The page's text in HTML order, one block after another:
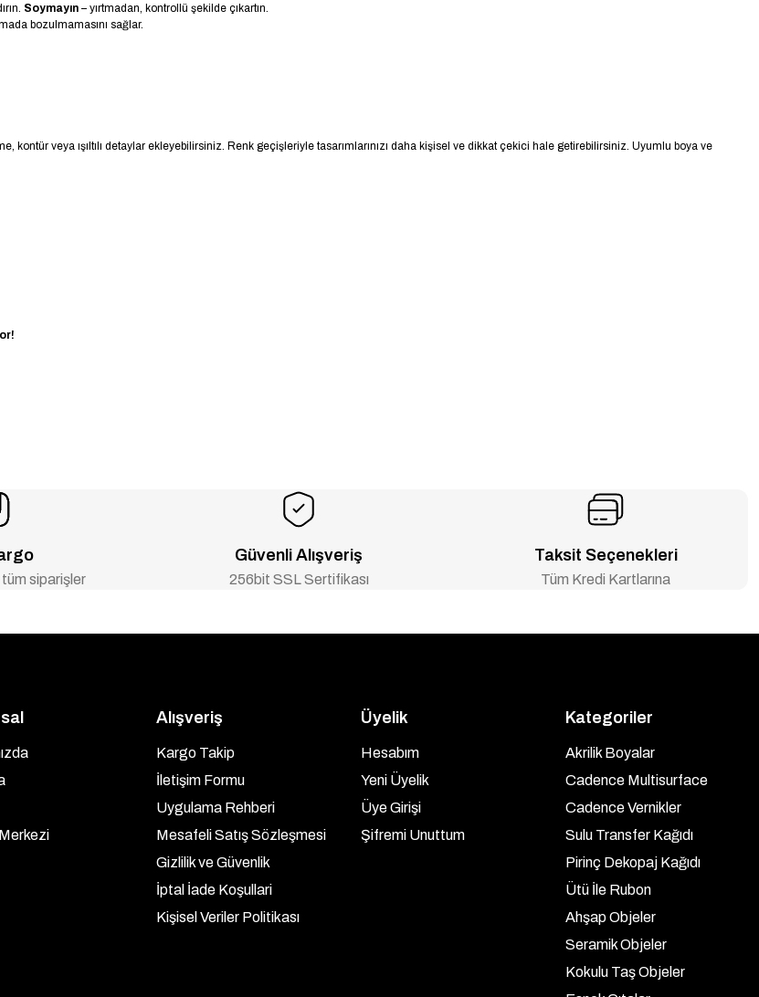
Soymayın – yırtmadan, kontrollü şekilde çıkartın.
bozulmamasını sağlar.
kontür veya ışıltılı detaylar ekleyebilirsiniz. Renk geçişleriyle tasarımlarınızı daha kişisel ve dikkat çekici hale getirebilirsiniz. Uyumlu boya ve
tüm siparişler
Güvenli Alışveriş
256bit SSL Sertifikası
Taksit Seçenekleri
Tüm Kredi Kartlarına
Alışveriş
Kargo Takip
İletişim Formu
Uygulama Rehberi
Mesafeli Satış Sözleşmesi
Gizlilik ve Güvenlik
İptal İade Koşullari
Kişisel Veriler Politikası
Üyelik
Hesabım
Yeni Üyelik
Üye Girişi
Şifremi Unuttum
Kategoriler
Akrilik Boyalar
Cadence Multisurface
Cadence Vernikler
Sulu Transfer Kağıdı
Pirinç Dekopaj Kağıdı
Ütü İle Rubon
Ahşap Objeler
Seramik Objeler
Kokulu Taş Objeler